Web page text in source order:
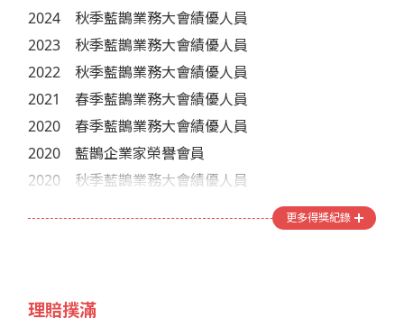
2024
秋季藍鵲業務大會績優人員
2023
秋季藍鵲業務大會績優人員
2022
秋季藍鵲業務大會績優人員
2021
春季藍鵲業務大會績優人員
2020
春季藍鵲業務大會績優人員
2020
藍鵲企業家榮譽會員
2020
秋季藍鵲業務大會績優人員
2015
春季藍鵲業務大會績優人員
更多得獎紀錄
理賠撲滿